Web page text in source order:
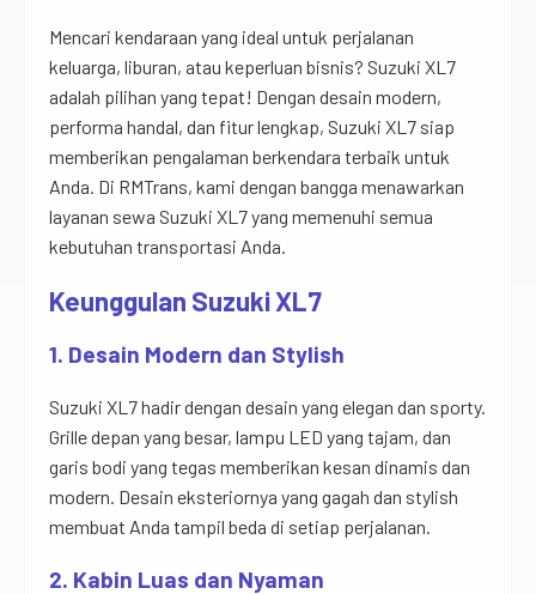
Mencari kendaraan yang ideal untuk perjalanan
keluarga, liburan, atau keperluan bisnis? Suzuki XL7
adalah pilihan yang tepat! Dengan desain modern,
performa handal, dan fitur lengkap, Suzuki XL7 siap
memberikan pengalaman berkendara terbaik untuk
Anda. Di RMTrans, kami dengan bangga menawarkan
layanan sewa Suzuki XL7 yang memenuhi semua
kebutuhan transportasi Anda.
Keunggulan Suzuki XL7
1. Desain Modern dan Stylish
Suzuki XL7 hadir dengan desain yang elegan dan sporty.
Grille depan yang besar, lampu LED yang tajam, dan
garis bodi yang tegas memberikan kesan dinamis dan
modern. Desain eksteriornya yang gagah dan stylish
membuat Anda tampil beda di setiap perjalanan.
2. Kabin Luas dan Nyaman